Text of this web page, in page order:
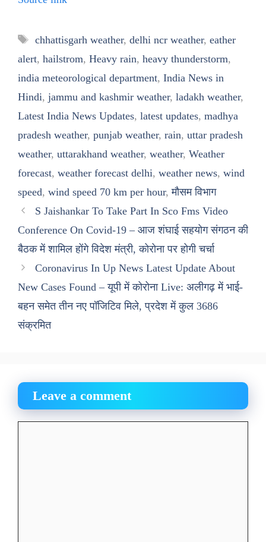
Tags
chhattisgarh weather, delhi ncr weather, eather
alert, hailstrom, Heavy rain, heavy thunderstorm,
india meteorological department, India News in
Hindi, jammu and kashmir weather, ladakh weather,
Latest India News Updates, latest updates, madhya
pradesh weather, punjab weather, rain, uttar pradesh
weather, uttarakhand weather, weather, Weather
forecast, weather forecast delhi, weather news, wind
speed, wind speed 70 km per hour,मौसम विभाग
S Jaishankar To Take Part In Sco Fms Video
Conference On Covid-19 – आज शंघाई सहयोग संगठन की
बैठक में शामिल होंगे विदेश मंत्री, कोरोना पर होगी चर्चा
Coronavirus In Up News Latest Update About
New Cases Found – यूपी में कोरोना Live: अलीगढ़ में भाई-
बहन समेत तीन नए पॉजिटिव मिले, प्रदेश में कुल 3686
संक्रमित
Leave a comment